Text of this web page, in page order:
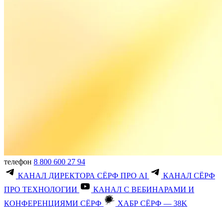
телефон 8 800 600 27 94
КАНАЛ ДИРЕКТОРА СЁРФ ПРО AI
КАНАЛ СЁРФ
ПРО ТЕХНОЛОГИИ
КАНАЛ С ВЕБИНАРАМИ И
КОНФЕРЕНЦИЯМИ СЁРФ
ХАБР СЁРФ — 38K